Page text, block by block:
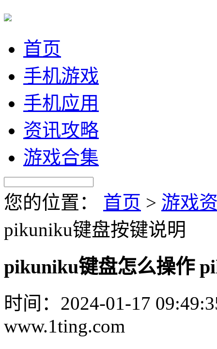
首页
手机游戏
手机应用
资讯攻略
游戏合集
您的位置： 首页 > 游戏
pikuniku键盘按键说明
pikuniku键盘怎么操作
时间：2024-01-17
www.1ting.com